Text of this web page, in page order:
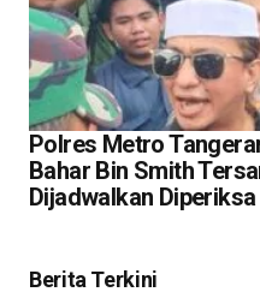
Polres Metro
Bahar Bin Smith
Dijadwalkan
Berita Terkini